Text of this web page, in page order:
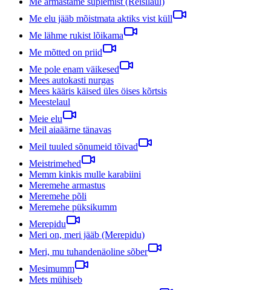
Me elu jääb mõistmata aktiks vist küll
Me lähme rukist lõikama
Me mõtted on priid
Me pole enam väikesed
Mees autokasti nurgas
Mees kääris käised üles öises kõrtsis
Meestelaul
Meie elu
Meil aiaäärne tänavas
Meil tuuled sõnumeid tõivad
Meistrimehed
Memm kinkis mulle karabiini
Meremehe armastus
Meremehe põli
Meremehe püksikumm
Merepidu
Meri on, meri jääb (Merepidu)
Meri, mu tuhandenäoline sõber
Mesimumm
Mets mühiseb